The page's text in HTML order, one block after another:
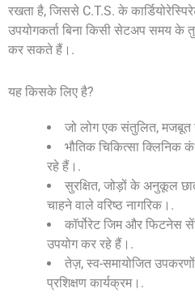
रखता है, जिससे C.T.S. के
उपयोगकर्ता बिना किसी सेटअप समय
कर सकते हैं।.
यह किसके लिए है?
जो लोग एक संतुलित, मजबूत
भौतिक चिकित्सा क्लिनिक
रहे हैं।.
सुरक्षित, जोड़ों के अनुकूल
चाहने वाले वरिष्ठ नागरिक।.
कॉर्पोरेट जिम और फिटनेस
उपयोग कर रहे हैं।.
तेज़, स्व-समायोजित
प्रशिक्षण कार्यक्रम।.